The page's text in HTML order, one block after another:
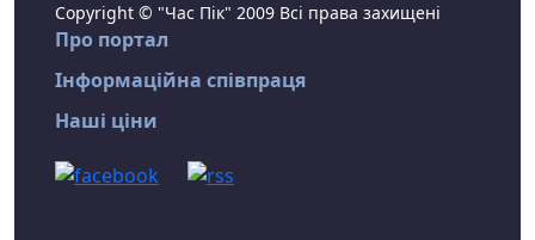
Copyright © "Час Пік" 2009 Всі права захищені
Про портал
Інформаційна співпраця
Наші ціни